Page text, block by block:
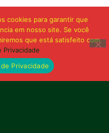
Trem no Castelão
cookies para garantir que
em nosso site. Se você
que está satisfeito com
Privacidade
Privacidade